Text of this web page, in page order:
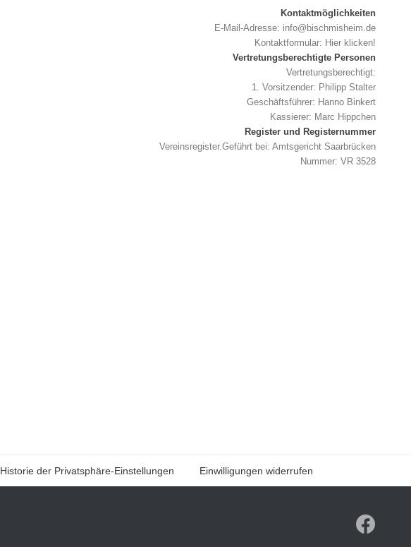
Kontaktmöglichkeiten
E-Mail-Adresse: info@bischmisheim.de
Kontaktformular: Hier klicken!
Vertretungsberechtigte Personen
Vertretungsberechtigt:
1. Vorsitzender: Philipp Stalter
Geschäftsführer: Hanno Binkert
Kassierer: Marc Hippchen
Register und Registernummer
Vereinsregister.Geführt bei: Amtsgericht Saarbrücken
Nummer: VR 3528
Historie der Privatsphäre-Einstellungen Einwilligungen widerrufen